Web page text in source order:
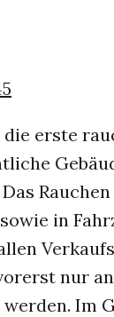
die erste
in
nur
Im